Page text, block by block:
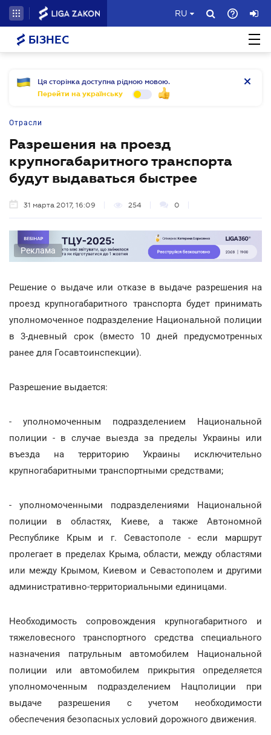
RU
БІЗНЕС
Ця сторінка доступна рідною мовою.
Перейти на українську
Отрасли
Разрешения на проезд
крупногабаритного транспорта
будут выдаваться быстрее
31 марта 2017, 16:09 254 0
Реклама
Решение о выдаче или отказе в выдаче разрешения на
проезд крупногабаритного транспорта будет принимать
уполномоченное подразделение Национальной полиции
в 3-дневный срок (вместо 10 дней предусмотренных
ранее для Госавтоинспекции).
Разрешение выдается:
- уполномоченным подразделением Национальной
полиции - в случае выезда за пределы Украины или
въезда на территорию Украины исключительно
крупногабаритными транспортными средствами;
- уполномоченными подразделениями Национальной
полиции в областях, Киеве, а также Автономной
Республике Крым и г. Севастополе - если маршрут
пролегает в пределах Крыма, области, между областями
или между Крымом, Киевом и Севастополем и другими
административно-территориальными единицами.
Необходимость сопровождения крупногабаритного и
тяжеловесного транспортного средства специального
назначения патрульным автомобилем Национальной
полиции или автомобилем прикрытия определяется
уполномоченным подразделением Нацполиции при
выдаче разрешения с учетом необходимости
обеспечения безопасных условий дорожного движения.